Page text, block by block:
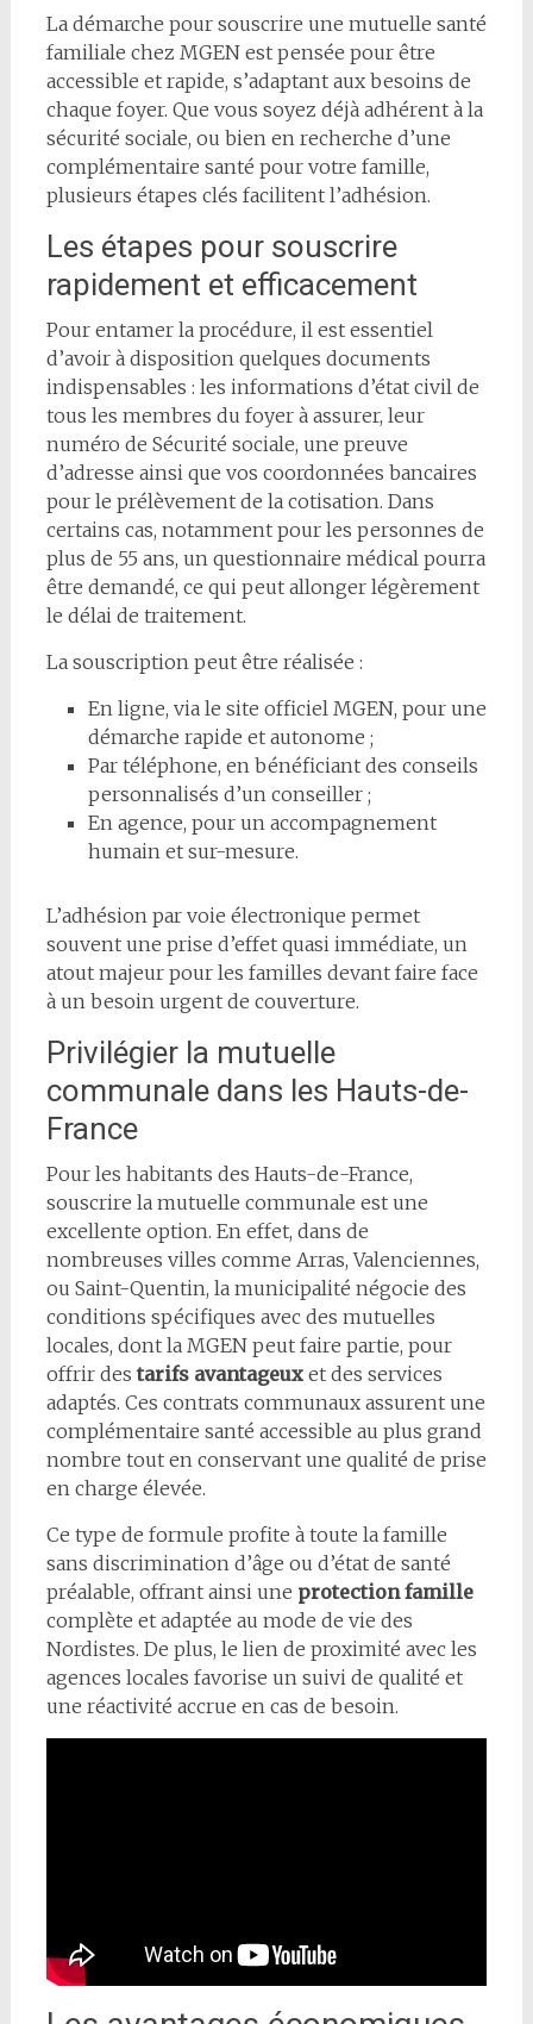
La démarche pour souscrire une mutuelle santé
familiale chez MGEN est pensée pour être
accessible et rapide, s’adaptant aux besoins de
chaque foyer. Que vous soyez déjà adhérent à la
sécurité sociale, ou bien en recherche d’une
complémentaire santé pour votre famille,
plusieurs étapes clés facilitent l’adhésion.
Les étapes pour souscrire
rapidement et efficacement
Pour entamer la procédure, il est essentiel
d’avoir à disposition quelques documents
indispensables : les informations d’état civil de
tous les membres du foyer à assurer, leur
numéro de Sécurité sociale, une preuve
d’adresse ainsi que vos coordonnées bancaires
pour le prélèvement de la cotisation. Dans
certains cas, notamment pour les personnes de
plus de 55 ans, un questionnaire médical pourra
être demandé, ce qui peut allonger légèrement
le délai de traitement.
La souscription peut être réalisée :
En ligne, via le site officiel MGEN, pour une
démarche rapide et autonome ;
Par téléphone, en bénéficiant des conseils
personnalisés d’un conseiller ;
En agence, pour un accompagnement
humain et sur-mesure.
L’adhésion par voie électronique permet
souvent une prise d’effet quasi immédiate, un
atout majeur pour les familles devant faire face
à un besoin urgent de couverture.
Privilégier la mutuelle
communale dans les Hauts-de-
France
Pour les habitants des Hauts-de-France,
souscrire la mutuelle communale est une
excellente option. En effet, dans de
nombreuses villes comme Arras, Valenciennes,
ou Saint-Quentin, la municipalité négocie des
conditions spécifiques avec des mutuelles
locales, dont la MGEN peut faire partie, pour
offrir destarifs avantageuxet des services
adaptés. Ces contrats communaux assurent une
complémentaire santé accessible au plus grand
nombre tout en conservant une qualité de prise
en charge élevée.
Ce type de formule profite à toute la famille
sans discrimination d’âge ou d’état de santé
préalable, offrant ainsi une protection famille
complète et adaptée au mode de vie des
Nordistes. De plus, le lien de proximité avec les
agences locales favorise un suivi de qualité et
une réactivité accrue en cas de besoin.